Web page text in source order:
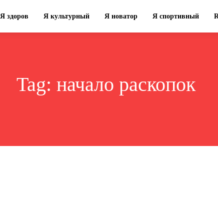
Я здоров Я культурный Я новатор Я спортивный
Tag: начало раскопок